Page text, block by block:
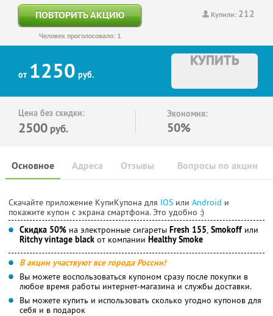
Купили: 212
ПОВТОРИТЬ АКЦИЮ
Человек проголосовало: 1
от 1250 руб.
КУПИТЬ
Цена без скидки:
2500 руб.
Экономия:
50%
Основное Отзывы Вопросы по акции
Адреса
Скачайте приложение КупиКупона для IOS или Android и
покажите купон с экрана смартфона. Это удобно :)
Скидка 50% на электронные сигареты Fresh 155, Smokoff или
Ritchy vintage black от компании Healthy Smoke
В акции участвуют все города России!
Вы можете воспользоваться купоном сразу после покупки в
любое время работы интернет-магазина и службы доставки.
Вы можете купить и использовать сколько угодно купонов для
себя и в подарок